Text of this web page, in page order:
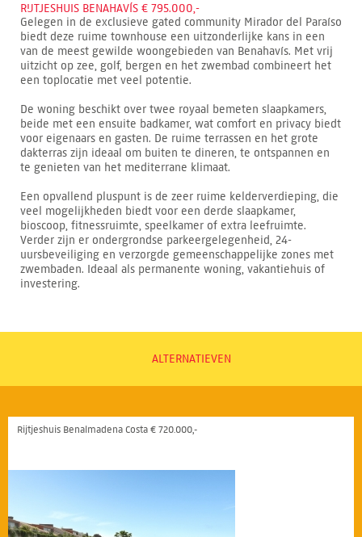
RIJTJESHUIS BENAHAVÍS € 795.000,-
Gelegen in de exclusieve gated community Mirador del Paraíso
biedt deze ruime townhouse een uitzonderlijke kans in een
van de meest gewilde woongebieden van Benahavís. Met vrij
uitzicht op zee, golf, bergen en het zwembad combineert het
een toplocatie met veel potentie.
De woning beschikt over twee royaal bemeten slaapkamers,
beide met een ensuite badkamer, wat comfort en privacy biedt
voor eigenaars en gasten. De ruime terrassen en het grote
dakterras zijn ideaal om buiten te dineren, te ontspannen en
te genieten van het mediterrane klimaat.
Een opvallend pluspunt is de zeer ruime kelderverdieping, die
veel mogelijkheden biedt voor een derde slaapkamer,
bioscoop, fitnessruimte, speelkamer of extra leefruimte.
Verder zijn er ondergrondse parkeergelegenheid, 24-
uursbeveiliging en verzorgde gemeenschappelijke zones met
zwembaden. Ideaal als permanente woning, vakantiehuis of
investering.
ALTERNATIEVEN
Rijtjeshuis Benalmadena Costa € 720.000,-